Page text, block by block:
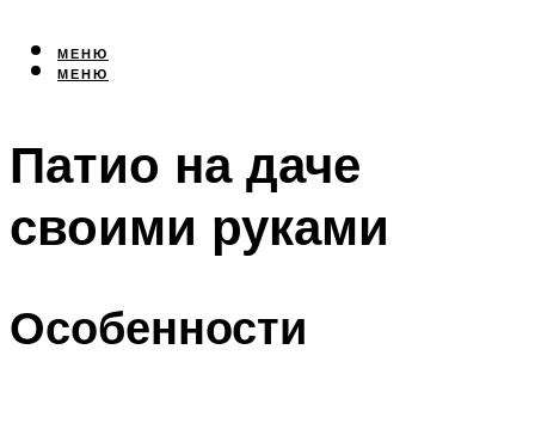
МЕНЮ
МЕНЮ
Патио на даче
своими руками
Особенности